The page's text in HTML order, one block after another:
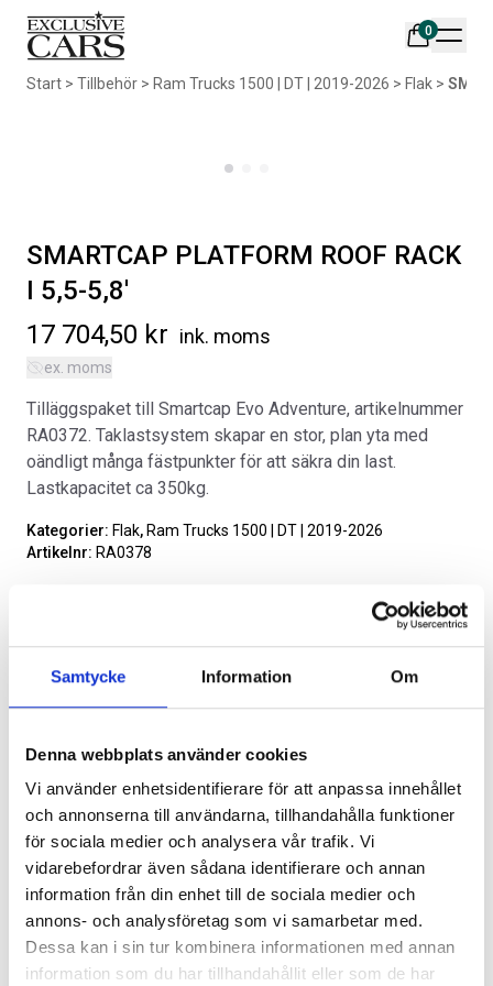
Samtycke Information Om
Denna webbplats använder cookies
Vi använder enhetsidentifierare för att anpassa innehållet
och annonserna till användarna, tillhandahålla funktioner
för sociala medier och analysera vår trafik. Vi
vidarebefordrar även sådana identifierare och annan
information från din enhet till de sociala medier och
annons- och analysföretag som vi samarbetar med.
Dessa kan i sin tur kombinera informationen med annan
information som du har tillhandahållit eller som de har
0
Din varukorg är tom
AIR DESIGN SPOILER I
MATTSVART
Artikelnr:
Välj alternativ Lägg i varukorg
FRAMDÖRRAR
808kr
Välj alternativ
1 960kr
Välj alternativ
Start > Tillbehör > Ram Trucks 1500 | DT | 2019-2026 > Flak >
SMARTCAP PLATFORM ROOF RACK
I 5,5-5,8′
17 704,50 kr ink. moms
ex. moms
Tilläggspaket till Smartcap Evo Adventure, artikelnummer
RA0372. Taklastsystem skapar en stor, plan yta med
oändligt många fästpunkter för att säkra din last.
Lastkapacitet ca 350kg.
Kategorier: Flak, Ram Trucks 1500 | DT | 2019-2026
Artikelnr: RA0378
Lägg i varukorg
Leveranstid ca 4 veckor. Obs, bilder på produkten är endast
avsedda för referens, den faktiska produkten kan skilja sig.